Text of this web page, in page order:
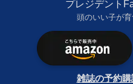
プレジデント
頭のいい子が
雑誌の予約